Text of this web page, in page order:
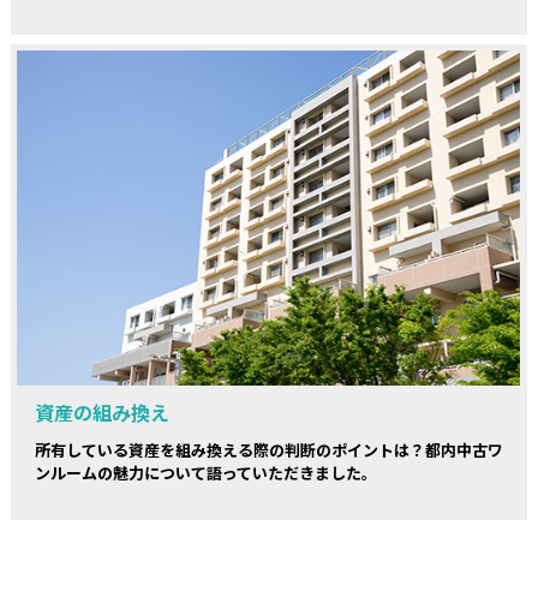
資産の組み換え
所有している資産を組み換える際の判断のポイントは？都内中古ワ
ンルームの魅力について語っていただきました。